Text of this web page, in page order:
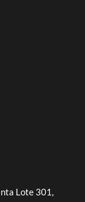
Lote 301,